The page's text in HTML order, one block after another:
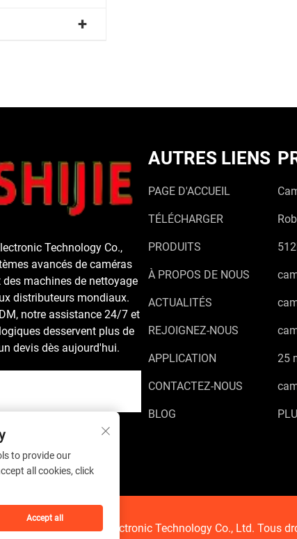
Technology Co.,
avancés de caméras
machines de nettoyage
distributeurs mondiaux.
notre assistance 24/7 et
desservent plus de
devis dès aujourd'hui.
AUTRES LIENS
PAGE D'ACCUEIL
TÉLÉCHARGER
PRODUITS
À PROPOS DE NOUS
ACTUALITÉS
REJOIGNEZ-NOUS
APPLICATION
CONTACTEZ-NOUS
BLOG
25
Woshijie Electronic Technology Co., Ltd. Tous
to provide our
all cookies, click
Accept all